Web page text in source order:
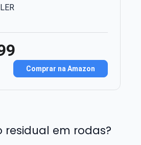
Comprar na Amazon
residual em rodas?